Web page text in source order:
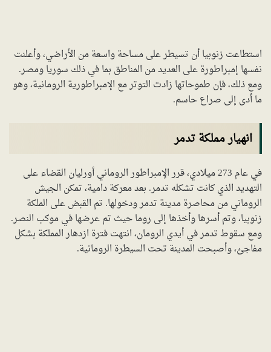
استطاعت زنوبيا أن تسيطر على مساحة واسعة من الأراضي، وأعلنت
نفسها إمبراطورة على العديد من المناطق بما في ذلك سوريا ومصر.
ومع ذلك، فإن طموحاتها زادت التوتر مع الإمبراطورية الرومانية، وهو
ما أدى إلى صراع حاسم.
انهيار مملكة تدمر
في عام 273 ميلادي، قرر الإمبراطور الروماني أورليان القضاء على
التهديد الذي كانت تشكله تدمر. بعد معركة دامية، تمكن الجيش
الروماني من محاصرة مدينة تدمر ودخولها. تم القبض على الملكة
زنوبيا، وتم أسرها وأخذها إلى روما حيث تم عرضها في موكب النصر.
ومع سقوط تدمر في أيدي الرومان، انتهت فترة ازدهار المملكة بشكل
مفاجئ، وأصبحت المدينة تحت السيطرة الرومانية.